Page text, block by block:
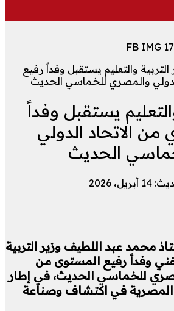
التربية والتعليم يستقبل وفداً رفيع
والمصري للخماسي الحديث
يستقبل وفداً
الاتحاد الدولي
الحديث
2026
محمد عبد اللطيف وزير التربية
وفداً رفيع المستوى من
للخماسي الحديث، في إطار
المصرية في اكتشاف وصناعة